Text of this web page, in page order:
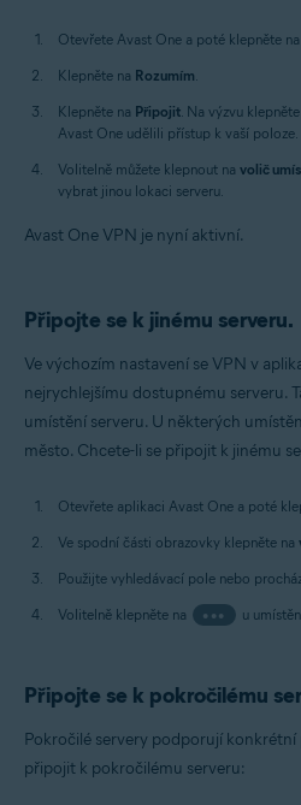
Otevřete Avast One a poté klepněte
Klepněte na Rozumím.
Klepněte na Připojit. Na výzvu
Avast One udělili přístup k vaší poloze.
Volitelně můžete klepnout na volič
vybrat jinou lokaci serveru.
Avast One VPN je nyní aktivní.
Připojte se k jinému serveru.
Ve výchozím nastavení se VPN v
nejrychlejšímu dostupnému serveru.
umístění serveru. U některých
město. Chcete-li se připojit k jinému
Otevřete aplikaci Avast One a poté
Ve spodní části obrazovky klepněte na
Použijte vyhledávací pole nebo
Volitelně klepněte na
••• u
Připojte se k pokročilému
Pokročilé servery podporují
připojit k pokročilému serveru: